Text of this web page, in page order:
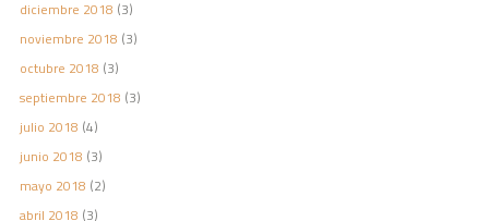
diciembre 2018 (3)
noviembre 2018 (3)
octubre 2018 (3)
septiembre 2018 (3)
julio 2018 (4)
junio 2018 (3)
mayo 2018 (2)
abril 2018 (3)